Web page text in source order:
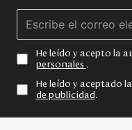
He leído y acepto la
personales .
He leído y aceptado la
de publicidad .